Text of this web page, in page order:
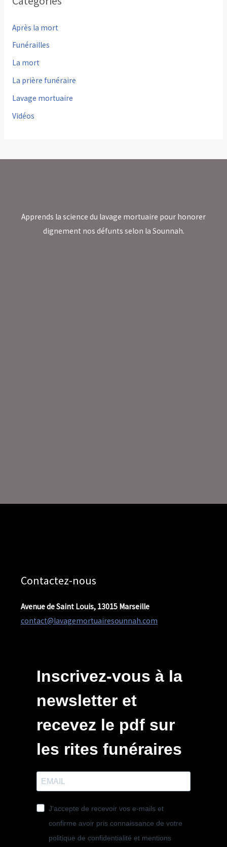
Après la mort
Funérailles
La mort
La prière funéraire
Lavage mortuaire
Vidéos
Apprends la science du lavage mortuaire pour honorer
dignement nos défunts selon la Sounnah.
Contactez-nous
Avenue de Saint Louis, 13015 Marseille
contact@lavagemortuairesounnah.com
Inscrivez-vous à la
newsletter et
recevez le pdf sur
les rites funéraires
J'accepte de recevoir vos e-mails et
confirme avoir pris connaissance de votre
politique de confidentialité et mentions